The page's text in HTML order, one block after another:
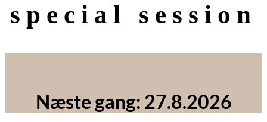
special session
Næste gang: 27.8.2026